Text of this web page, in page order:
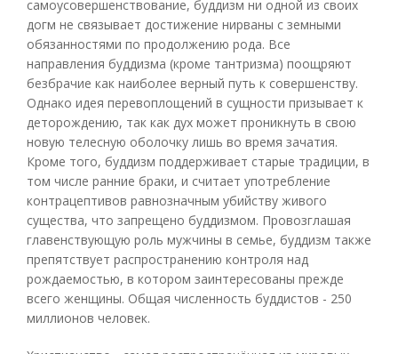
самоусовершенствование, буддизм ни одной из своих
догм не связывает достижение нирваны с земными
обязанностями по продолжению рода. Все
направления буддизма (кроме тантризма) поощряют
безбрачие как наиболее верный путь к совершенству.
Однако идея перевоплощений в сущности призывает к
деторождению, так как дух может проникнуть в свою
новую телесную оболочку лишь во время зачатия.
Кроме того, буддизм поддерживает старые традиции, в
том числе ранние браки, и считает употребление
контрацептивов равнозначным убийству живого
существа, что запрещено буддизмом. Провозглашая
главенствующую роль мужчины в семье, буддизм также
препятствует распространению контроля над
рождаемостью, в котором заинтересованы прежде
всего женщины. Общая численность буддистов - 250
миллионов человек.